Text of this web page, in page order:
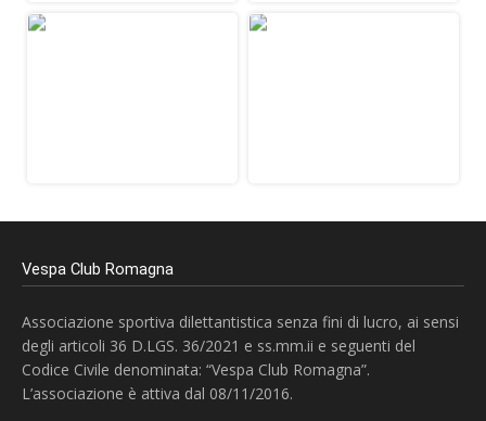
Vespa Club Romagna
Associazione sportiva dilettantistica senza fini di lucro, ai sensi
degli articoli 36 D.LGS. 36/2021 e ss.mm.ii e seguenti del
Codice Civile denominata: “Vespa Club Romagna”.
L’associazione è attiva dal 08/11/2016.